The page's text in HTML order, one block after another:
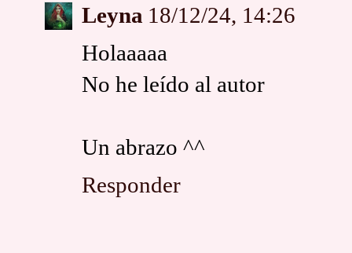
Leyna 18/12/24, 14:26
Holaaaaa
No he leído al autor
Un abrazo ^^
Responder